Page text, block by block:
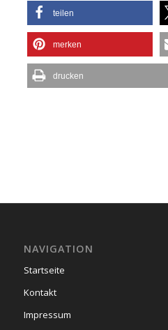
teilen
merken
drucken
NAVIGATION
Startseite
Kontakt
Impressum